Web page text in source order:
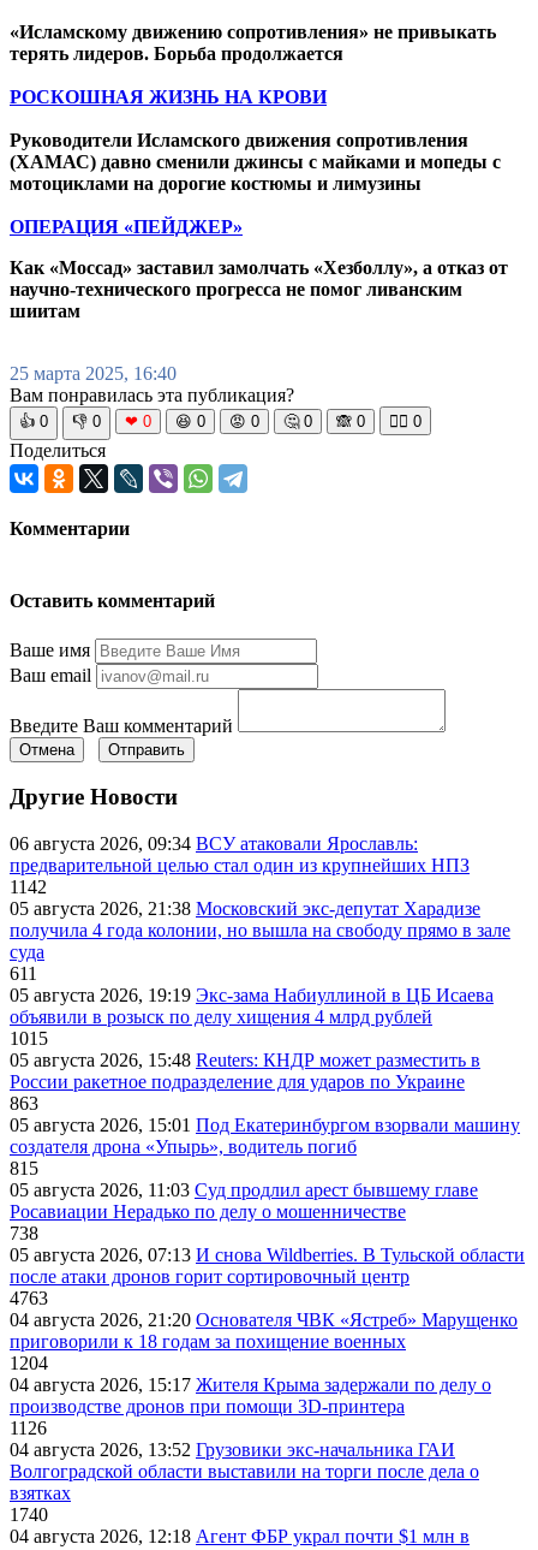
«Исламскому движению сопротивления» не привыкать
терять лидеров. Борьба продолжается
РОСКОШНАЯ ЖИЗНЬ НА КРОВИ
Руководители Исламского движения сопротивления
(ХАМАС) давно сменили джинсы с майками и мопеды с
мотоциклами на дорогие костюмы и лимузины
ОПЕРАЦИЯ «ПЕЙДЖЕР»
Как «Моссад» заставил замолчать «Хезболлу», а отказ от
научно-технического прогресса не помог ливанским
шиитам
25 марта 2025, 16:40
Вам понравилась эта публикация?
👍 0 👎 0 ❤ 0 😆 0 😡 0 🤔 0 🙈 0 🧘‍♀️ 0
Поделиться
Комментарии
Оставить комментарий
Ваше имя
Ваш email
Введите Ваш комментарий
Отмена Отправить
Другие Новости
06 августа 2026, 09:34 ВСУ атаковали Ярославль:
предварительной целью стал один из крупнейших НПЗ
1142
05 августа 2026, 21:38 Московский экс-депутат Харадизе
получила 4 года колонии, но вышла на свободу прямо в зале
суда
611
05 августа 2026, 19:19 Экс-зама Набиуллиной в ЦБ Исаева
объявили в розыск по делу хищения 4 млрд рублей
1015
05 августа 2026, 15:48 Reuters: КНДР может разместить в
России ракетное подразделение для ударов по Украине
863
05 августа 2026, 15:01 Под Екатеринбургом взорвали машину
создателя дрона «Упырь», водитель погиб
815
05 августа 2026, 11:03 Суд продлил арест бывшему главе
Росавиации Нерадько по делу о мошенничестве
738
05 августа 2026, 07:13 И снова Wildberries. В Тульской области
после атаки дронов горит сортировочный центр
4763
04 августа 2026, 21:20 Основателя ЧВК «Ястреб» Марущенко
приговорили к 18 годам за похищение военных
1204
04 августа 2026, 15:17 Жителя Крыма задержали по делу о
производстве дронов при помощи 3D‑принтера
1126
04 августа 2026, 13:52 Грузовики экс-начальника ГАИ
Волгоградской области выставили на торги после дела о
взятках
1740
04 августа 2026, 12:18 Агент ФБР украл почти $1 млн в